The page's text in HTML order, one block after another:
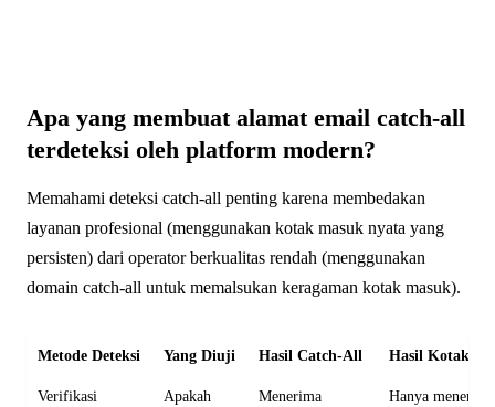
Apa yang membuat alamat email catch-all
terdeteksi oleh platform modern?
Memahami deteksi catch-all penting karena membedakan
layanan profesional (menggunakan kotak masuk nyata yang
persisten) dari operator berkualitas rendah (menggunakan
domain catch-all untuk memalsukan keragaman kotak masuk).
Metode Deteksi Yang Diuji Hasil Catch-All Hasil Kotak
Verifikasi
Apakah
Menerima
Hanya